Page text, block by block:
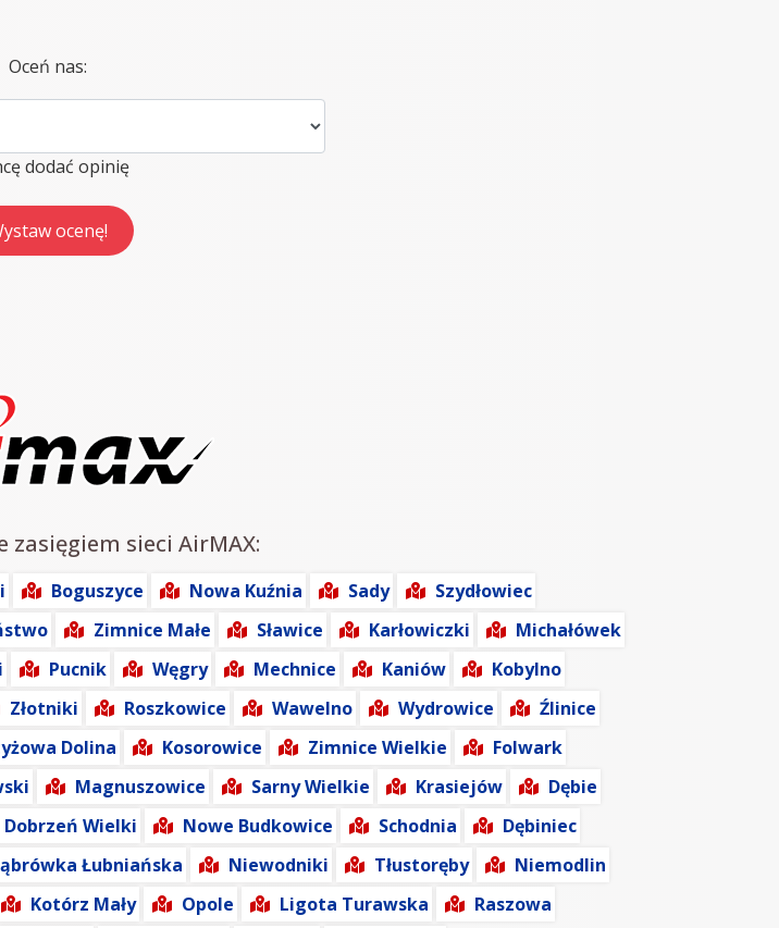
Oceń nas:
dodać opinię
sieci AirMAX:
Boguszyce Nowa Kuźnia Sady
Szydłowiec
Zimnice Małe Sławice Karłowiczki
Michałówek
Pucnik Węgry Mechnice Kaniów
Kobylno
Złotniki Roszkowice Wawelno Wydrowice
Źlinice
Dolina Kosorowice Zimnice Wielkie
Folwark
Magnuszowice Sarny Wielkie Krasiejów
Dębie
Dobrzeń Wielki Nowe Budkowice Schodnia
Dębiniec
Łubniańska Niewodniki Tłustoręby
Niemodlin
Kotórz Mały Opole Ligota Turawska Raszowa